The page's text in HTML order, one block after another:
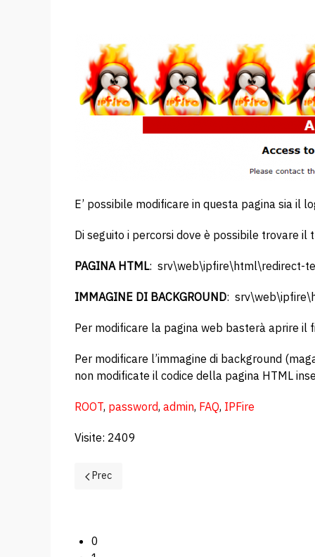
0
E’ possibile modificare in questa pagina sia il
Di seguito i percorsi dove è possibile trovare il
PAGINA HTML: srv\web\ipfire\html\redirect-
IMMAGINE DI BACKGROUND:
Per modificare la pagina web basterà aprire il
Per modificare l’immagine di background
non modificate il codice della pagina HTML
ROOT, password, admin, FAQ, IPFire
Visite: 2409
Articolo precedente: Voglio provare la versione di
Prec